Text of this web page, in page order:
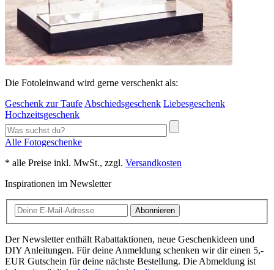
Die Fotoleinwand wird gerne verschenkt als:
Geschenk zur Taufe Abschiedsgeschenk Liebesgeschenk
Hochzeitsgeschenk
Alle Fotogeschenke
* alle Preise inkl. MwSt., zzgl. Versandkosten
Inspirationen im Newsletter
Abonnieren
Der Newsletter enthält Rabattaktionen, neue Geschenkideen und
DIY Anleitungen. Für deine Anmeldung schenken wir dir einen 5,-
EUR Gutschein für deine nächste Bestellung. Die Abmeldung ist